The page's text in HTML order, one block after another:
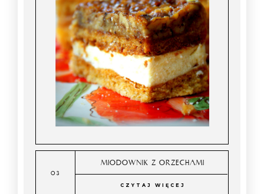
MIODOWNIK Z ORZECHAMI
CZYTAJ WIĘCEJ